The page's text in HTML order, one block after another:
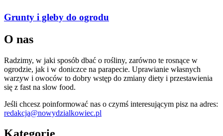
Grunty i gleby do ogrodu
O nas
Radzimy, w jaki sposób dbać o rośliny, zarówno te rosnące w
ogrodzie, jak i w doniczce na parapecie. Uprawianie własnych
warzyw i owoców to dobry wstęp do zmiany diety i przestawienia
się z fast na slow food.
Jeśli chcesz poinformować nas o czymś interesującym pisz na adres:
redakcja@nowydzialkowiec.pl